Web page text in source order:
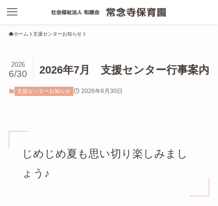
ホーム 支援センターお知らせ
2026年7月 支援センター行事案内
2026
6/30
支援センターお知らせ 2026年6月30日
じめじめ夏も思い切り楽しみまし
ょう♪